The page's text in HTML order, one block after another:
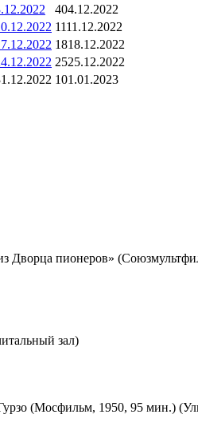
404.12.2022
1111.12.2022
1818.12.2022
2525.12.2022
101.01.2023
пионеров»
зал)
(Мосфильм, 1950, 95 мин.)